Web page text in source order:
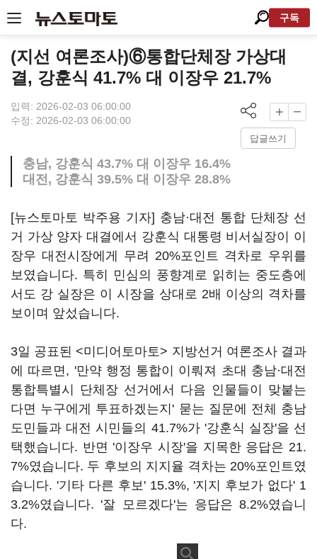
구독
(지선 여론조사)⑥통합단체장 가상대
결, 강훈식 41.7% 대 이장우 21.7%
입력: 2026-02-03 06:00:00
수정: 2026-02-03 06:00:00
답글쓰기
충남, 강훈식 43.7% 대 이장우 16.4%
대전, 강훈식 39.5% 대 이장우 28.8%
[뉴스토마토 박주용 기자] 충남·대전 통합 단체장 선
거 가상 양자 대결에서 강훈식 대통령 비서실장이 이
장우 대전시장에게 무려 20%포인트 격차로 우위를
보였습니다. 특히 민심의 풍향계로 읽히는 중도층에
서도 강 실장은 이 시장을 상대로 2배 이상의 격차를
보이며 앞섰습니다.
3일 공표된 <미디어토마토> 지방선거 여론조사 결과
에 따르면, '만약 행정 통합이 이뤄져 초대 충남·대전
통합특별시 단체장 선거에서 다음 인물들이 맞붙는
다면 누구에게 투표하겠는지' 묻는 질문에 전체 충남
도민들과 대전 시민들의 41.7%가 '강훈식 실장'을 선
택했습니다. 반면 '이장우 시장'을 지목한 응답은 21.
7%였습니다. 두 후보의 지지율 격차는 20%포인트였
습니다. '기타 다른 후보' 15.3%, '지지 후보가 없다' 1
3.2%였습니다. '잘 모르겠다'는 응답은 8.2%였습니
다.